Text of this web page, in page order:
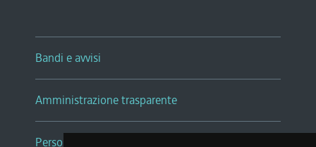
Bandi e avvisi
Amministrazione trasparente
Persone e Uffici